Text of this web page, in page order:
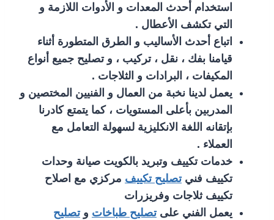
استخدام أحدث المعدات و الأدوات اللازمة و
التي تكشف الأعطال .
اتباع أحدث الأساليب و الطرق المتطورة أثناء
قيامنا بفك ، نقل ، تركيب ، و تصليح جميع أنواع
المكيفات ، البرادات و الثلاجات .
يعمل لدينا نخبة من العمال و الفنيين المختصين و
المدربين بأعلى المستويات ، كما يتمتع كادرنا
بإتقانه اللغة الانكليزية لسهولة التعامل مع
العملاء .
خدمات تكييف وتبريد بالكويت صيانة وحدات
تكييف فنيتصليح تكييف مركزي مع اصلاح
تكييف ثلاجات وفريزرات
يعمل الفني علىتصليح طباخات وتصليح